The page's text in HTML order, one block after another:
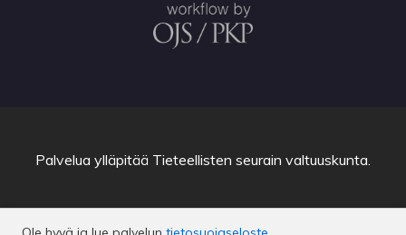
Palvelua ylläpitää Tieteellisten seurain valtuuskunta